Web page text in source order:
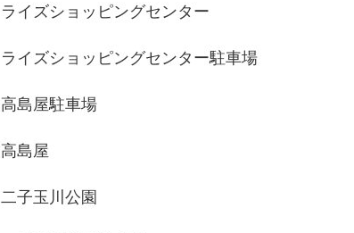
ライズショッピングセンター
ライズショッピングセンター駐車場
高島屋駐車場
高島屋
二子玉川公園